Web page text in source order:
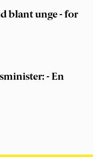
blant unge - for
- En